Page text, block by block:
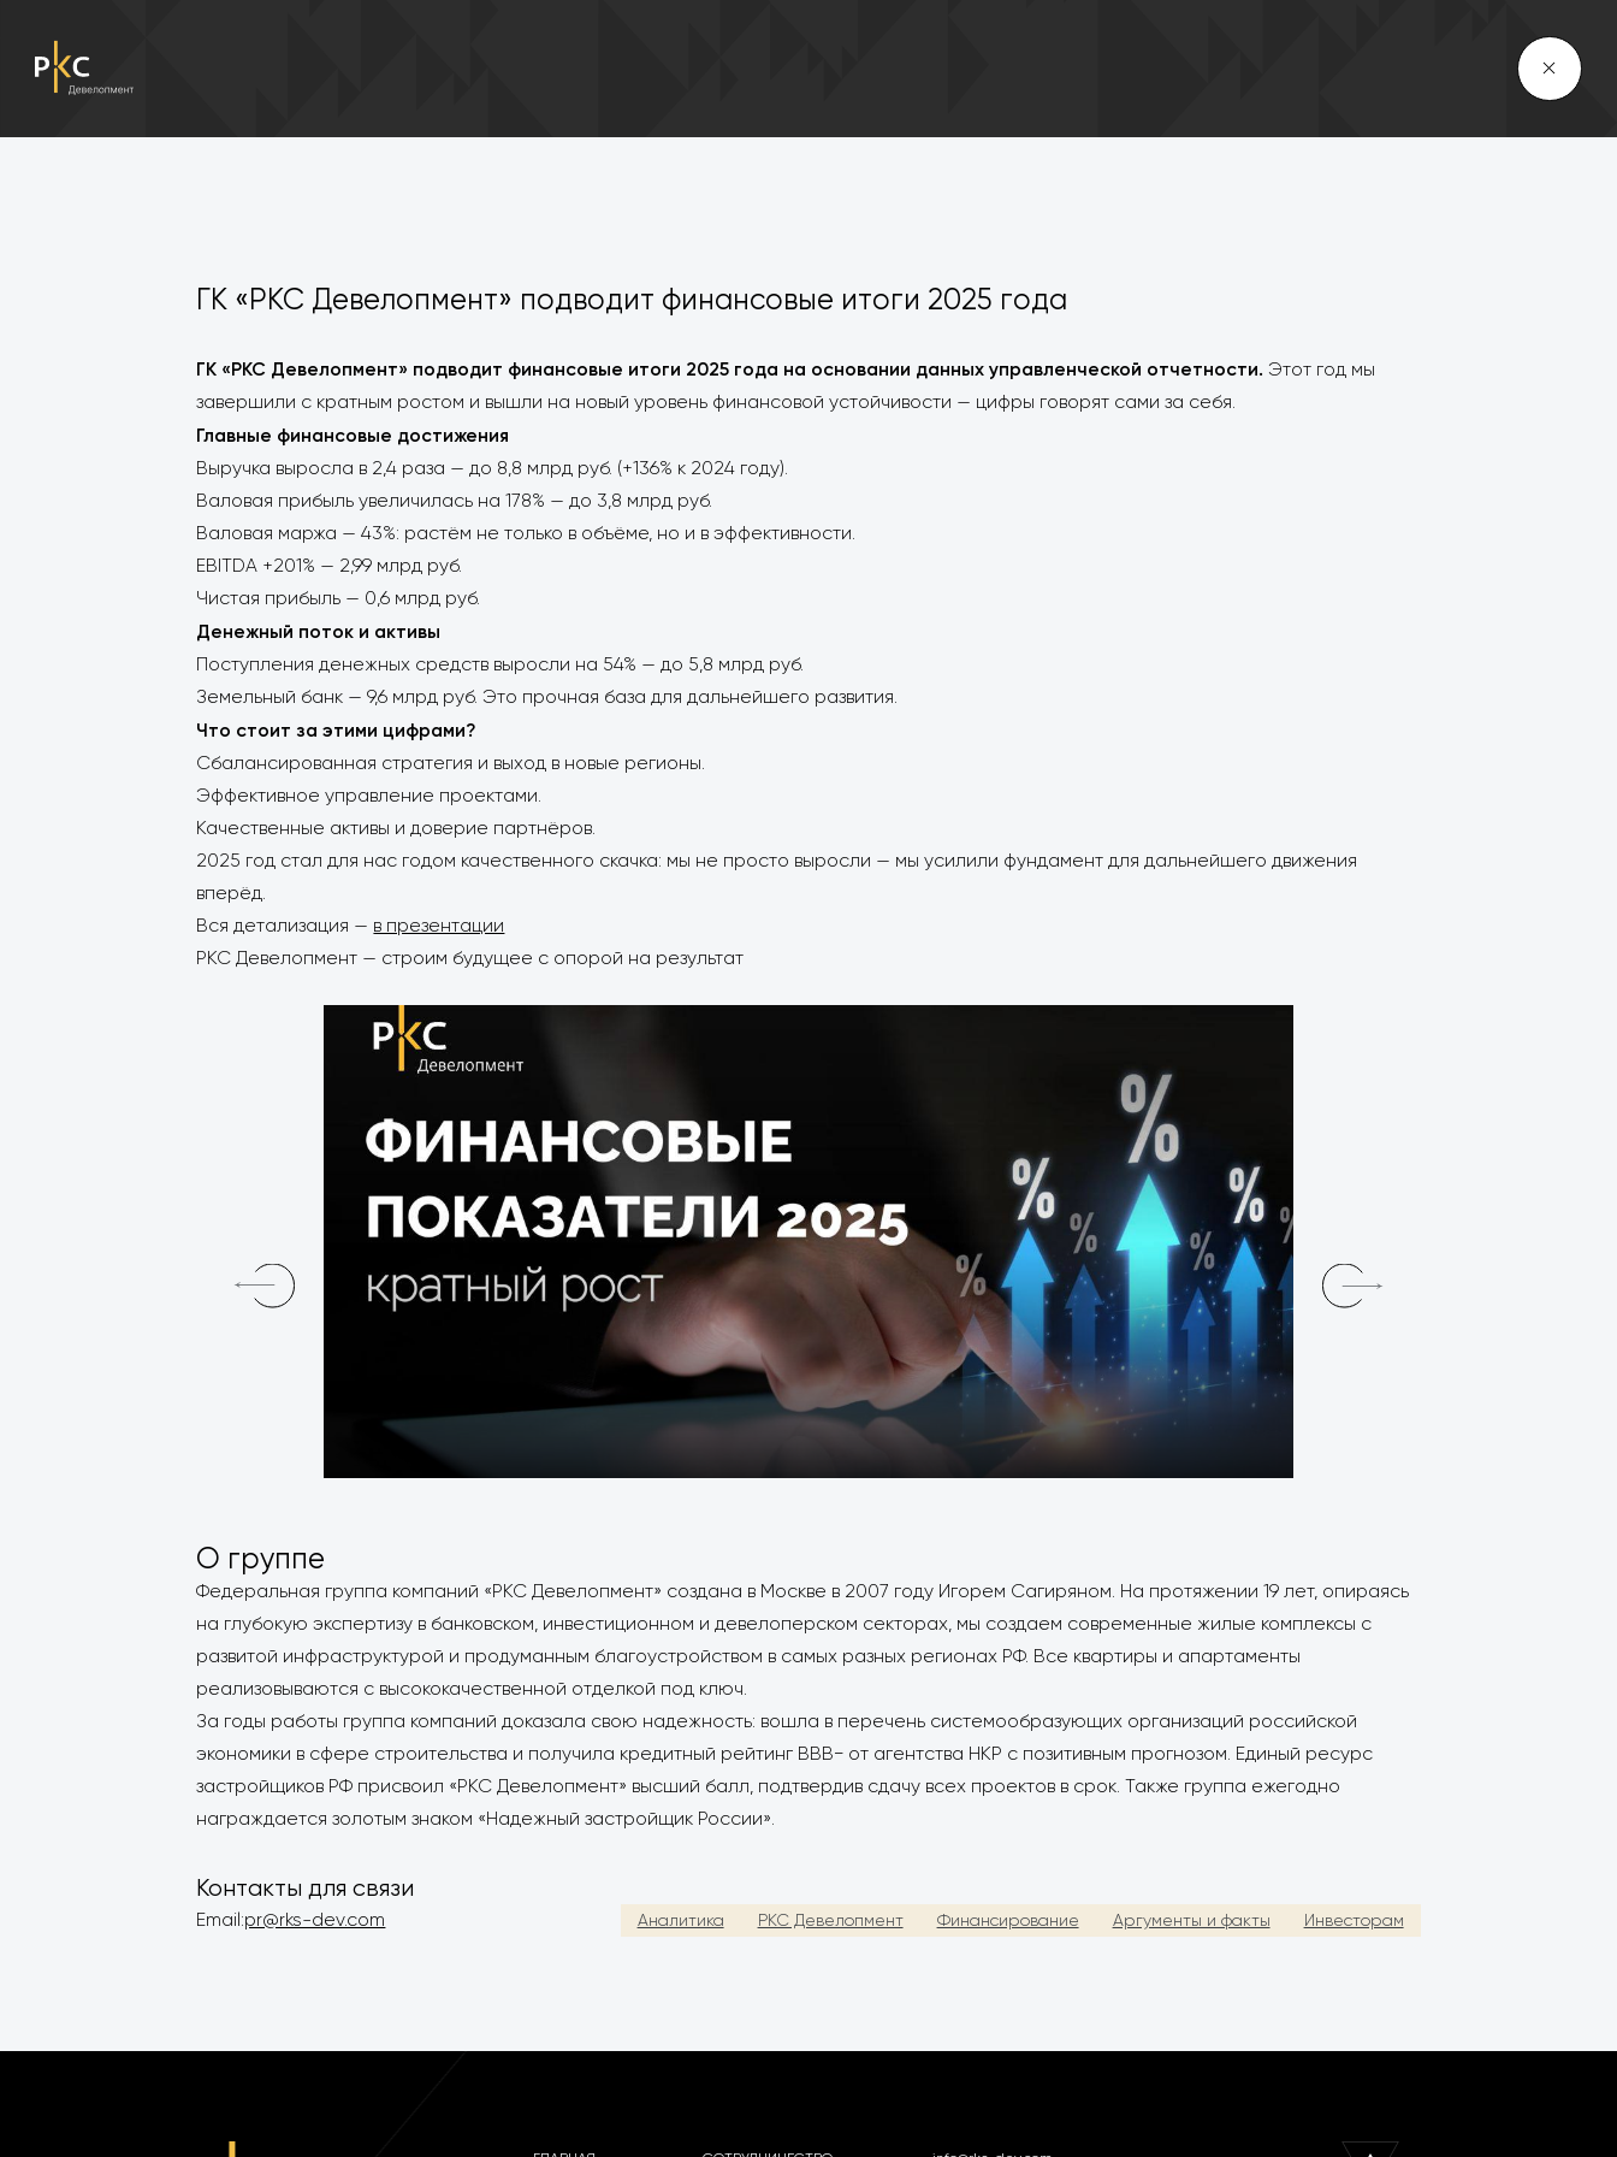
ГК «РКС Девелопмент» подводит финансовые итоги 2025 года
ГК «РКС Девелопмент» подводит финансовые итоги 2025 года на основании данных управленческой отчетности. Этот год мы
завершили с кратным ростом и вышли на новый уровень финансовой устойчивости — цифры говорят сами за себя.
Главные финансовые достижения
Выручка выросла в 2,4 раза — до 8,8 млрд руб. (+136% к 2024 году).
Валовая прибыль увеличилась на 178% — до 3,8 млрд руб.
Валовая маржа — 43%: растём не только в объёме, но и в эффективности.
EBITDA +201% — 2,99 млрд руб.
Чистая прибыль — 0,6 млрд руб.
Денежный поток и активы
Поступления денежных средств выросли на 54% — до 5,8 млрд руб.
Земельный банк — 9,6 млрд руб. Это прочная база для дальнейшего развития.
Что стоит за этими цифрами?
Сбалансированная стратегия и выход в новые регионы.
Эффективное управление проектами.
Качественные активы и доверие партнёров.
2025 год стал для нас годом качественного скачка: мы не просто выросли — мы усилили фундамент для дальнейшего движения
вперёд.
Вся детализация — в презентации
РКС Девелопмент — строим будущее с опорой на результат
О группе
Федеральная группа компаний «РКС Девелопмент» создана в Москве в 2007 году Игорем Сагиряном. На протяжении 19 лет, опираясь
на глубокую экспертизу в банковском, инвестиционном и девелоперском секторах, мы создаем современные жилые комплексы с
развитой инфраструктурой и продуманным благоустройством в самых разных регионах РФ. Все квартиры и апартаменты
реализовываются с высококачественной отделкой под ключ.
За годы работы группа компаний доказала свою надежность: вошла в перечень системообразующих организаций российской
экономики в сфере строительства и получила кредитный рейтинг BBB− от агентства НКР с позитивным прогнозом. Единый ресурс
застройщиков РФ присвоил «РКС Девелопмент» высший балл, подтвердив сдачу всех проектов в срок. Также группа ежегодно
награждается золотым знаком «Надежный застройщик России».
Контакты для связи
Email:pr@rks-dev.com Аналитика РКС Девелопмент Финансирование Аргументы и факты Инвесторам